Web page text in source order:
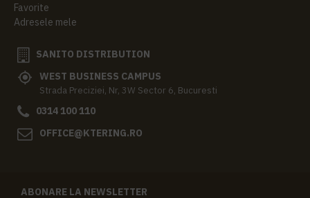
Favorite
Adresele mele
SANITO DISTRIBUTION
WEST BUSINESS CAMPUS
Strada Preciziei, Nr, 3W Sector 6, Bucuresti
0314 100 110
OFFICE@KTERING.RO
ABONARE LA NEWSLETTER